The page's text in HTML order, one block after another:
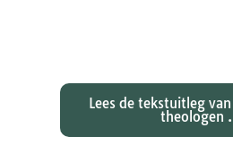
Lees de tekstuitleg
theologen